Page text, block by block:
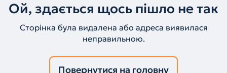
Ой, здається щось пішло не так
Сторінка була видалена або адреса виявилася
неправильною.
Повернутися на головну